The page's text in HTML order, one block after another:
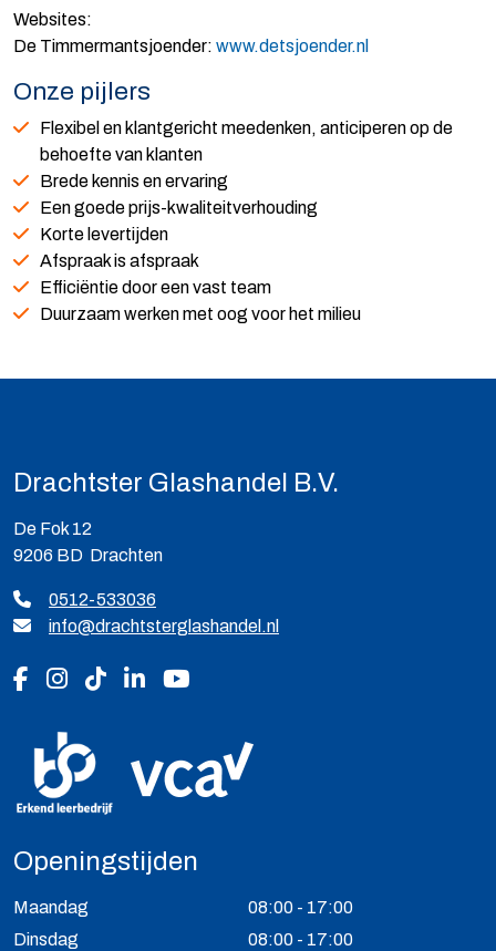
Websites:
De Timmermantsjoender: www.detsjoender.nl
Onze pijlers
Flexibel en klantgericht meedenken, anticiperen op de
behoefte van klanten
Brede kennis en ervaring
Een goede prijs-kwaliteitverhouding
Korte levertijden
Afspraak is afspraak
Efficiëntie door een vast team
Duurzaam werken met oog voor het milieu
Drachtster Glashandel B.V.
De Fok 12
9206 BD Drachten
0512-533036
info@drachtsterglashandel.nl
Volg ons op Facebook
Volg ons op Instagram
Volg ons op Tiktok
Volg ons op LinkedIn
Volg ons op YouTube
Openingstijden
Maandag
08:00 - 17:00
Dinsdag
08:00 - 17:00